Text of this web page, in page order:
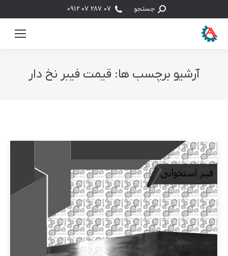
جستجو:جستجو 07 287 07 0912
آرشیو برچسب ها: قیمت فیبر نخ دار